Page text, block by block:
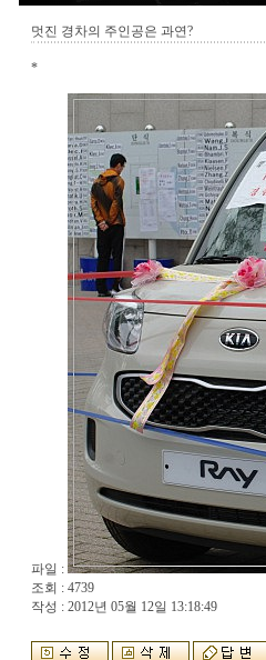
멋진 경차의 주인공은 과연?
*
파일 :
조회 : 4739
작성 : 2012년 05월 12일 13:18:49